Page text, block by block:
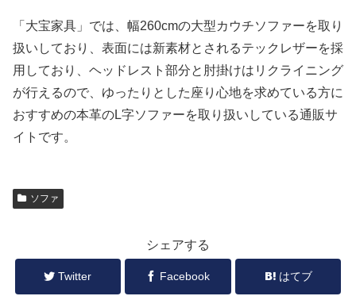
「大宝家具」では、幅260cmの大型カウチソファーを取り
扱いしており、表面には新素材とされるテックレザーを採
用しており、ヘッドレスト部分と肘掛けはリクライニング
が行えるので、ゆったりとした座り心地を求めている方に
おすすめの本革のL字ソファーを取り扱いしている通販サ
イトです。
ソファ
シェアする
Twitter Facebook はてブ